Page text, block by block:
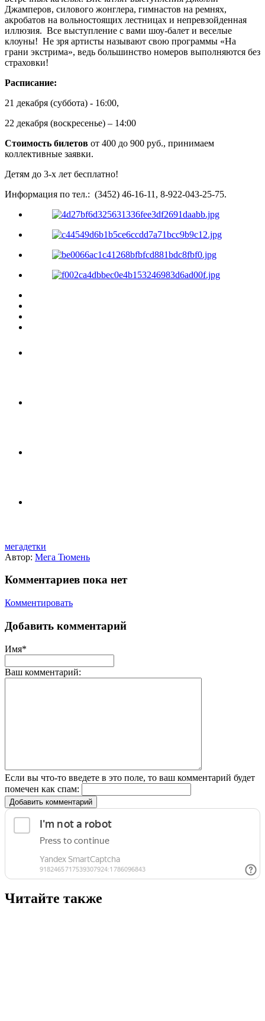
Джамперов, силового жонглера, гимнастов на ремнях,
акробатов на вольностоящих лестницах и непревзойденная
иллюзия. Все выступление с вами шоу-балет и веселые
клоуны! Не зря артисты называют свою программы «На
грани экстрима», ведь большинство номеров выполняются без
страховки!
Расписание:
21 декабря (суббота) - 16:00,
22 декабря (воскресенье) – 14:00
Стоимость билетов от 400 до 900 руб., принимаем
коллективные заявки.
Детям до 3-х лет бесплатно!
Информация по тел.: (3452) 46-16-11, 8-922-043-25-75.
мегадетки
Автор: Мега Тюмень
Комментариев пока нет
Комментировать
Добавить комментарий
Имя*
Ваш комментарий:
Если вы что-то введете в это поле, то ваш комментарий будет
помечен как спам:
Добавить комментарий
Читайте также